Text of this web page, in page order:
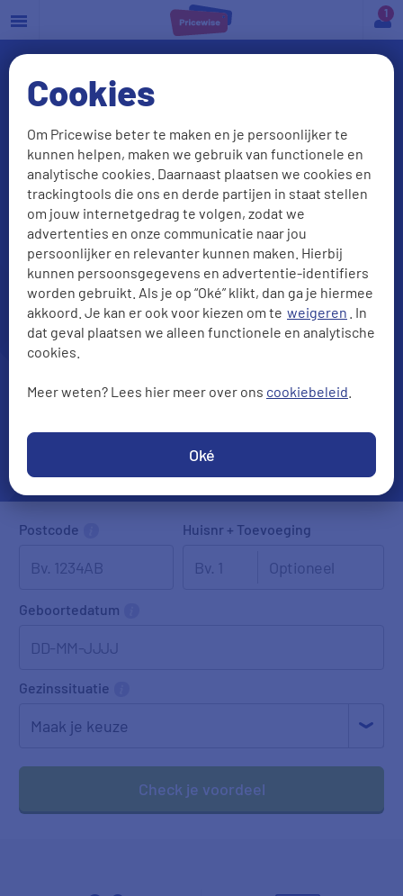
Cookies
Om Pricewise beter te maken en je persoonlijker te
kunnen helpen, maken we gebruik van functionele en
analytische cookies. Daarnaast plaatsen we cookies en
trackingtools die ons en derde partijen in staat stellen
om jouw internetgedrag te volgen, zodat we
advertenties en onze communicatie naar jou
persoonlijker en relevanter kunnen maken. Hierbij
kunnen persoonsgegevens en advertentie-identifiers
worden gebruikt. Als je op “Oké” klikt, dan ga je hiermee
akkoord. Je kan er ook voor kiezen om te weigeren . In
dat geval plaatsen we alleen functionele en analytische
cookies.
Meer weten? Lees hier meer over ons cookiebeleid
Oké
a
Aansprakelijkheids
verzekering
Check onze beste deals
Postcode Huisnr + Toevoeging
Geboortedatum
DD-MM-JJJJ
Gezinssituatie
Check je voordeel